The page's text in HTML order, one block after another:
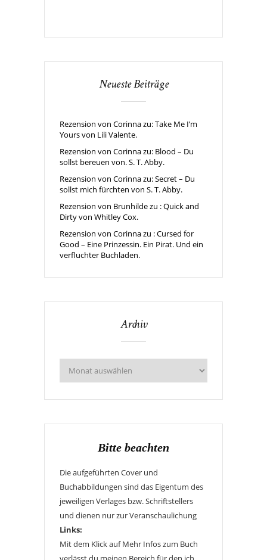
Neueste Beiträge
Rezension von Corinna zu: Take Me I’m
Yours von Lili Valente.
Rezension von Corinna zu: Blood – Du
sollst bereuen von. S. T. Abby.
Rezension von Corinna zu: Secret – Du
sollst mich fürchten von S. T. Abby.
Rezension von Brunhilde zu : Quick and
Dirty von Whitley Cox.
Rezension von Corinna zu : Cursed for
Good – Eine Prinzessin. Ein Pirat. Und ein
verfluchter Buchladen.
Archiv
Bitte beachten
Die aufgeführten Cover und
Buchabbildungen sind das Eigentum des
jeweiligen Verlages bzw. Schriftstellers
und dienen nur zur Veranschaulichung
Links:
Mit dem Klick auf Mehr Infos zum Buch